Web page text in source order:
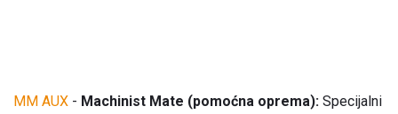
MM AUX - Machinist Mate (pomoćna oprema): Specijalni